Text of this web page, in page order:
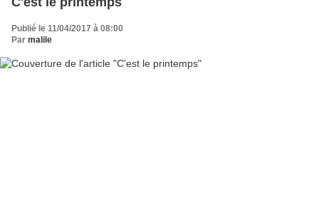
Publié le 11/04/2017 à 08:00
Par malile